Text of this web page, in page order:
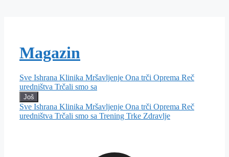
Magazin
Sve Ishrana Klinika Mršavljenje Ona trči Oprema Reč
uredništva Trčali smo sa
Još
Sve Ishrana Klinika Mršavljenje Ona trči Oprema Reč
uredništva Trčali smo sa Trening Trke Zdravlje